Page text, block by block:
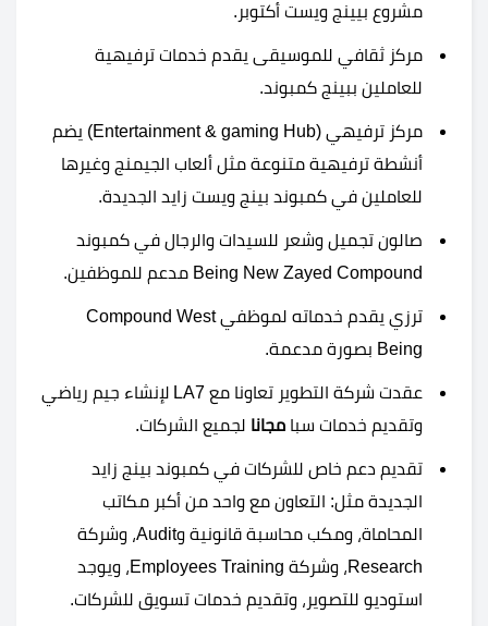
مشروع بيينج ويست أكتوبر.
مركز ثقافي للموسيقى يقدم خدمات ترفيهية
للعاملين ببينج كمبوند.
مركز ترفيهي (Entertainment & gaming Hub) يضم
أنشطة ترفيهية متنوعة مثل ألعاب الجيمنج وغيرها
للعاملين في كمبوند بينج ويست زايد الجديدة.
صالون تجميل وشعر للسيدات والرجال في كمبوند
Being New Zayed Compound مدعم للموظفين.
ترزي يقدم خدماته لموظفي Compound West
Being بصورة مدعمة.
عقدت شركة التطوير تعاونا مع LA7 لإنشاء جيم رياضي
وتقديم خدمات سبا مجانا لجميع الشركات.
تقديم دعم خاص للشركات في كمبوند بينج زايد
الجديدة مثل: التعاون مع واحد من أكبر مكاتب
المحاماة، ومكب محاسبة قانونية وAudit، وشركة
Research، وشركة Employees Training، ويوجد
استوديو للتصوير، وتقديم خدمات تسويق للشركات.